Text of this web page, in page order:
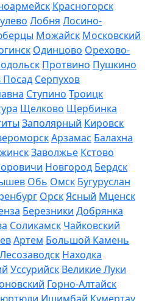
Красногорск
Лобня Лосино-
Можайск Московский
Одинцово Орехово-
Протвино Пушкино
Посад Серпухов
Ступино Троицк
Щелково Щербинка
Заполярный Кировск
Арзамас Балахна
Заволжье Кстово
Новгород Бердск
Обь Омск Бугуруслан
ОрскЯсный Мценск
Березники Добрянка
Соликамск Чайковский
Артем Большой Камень
Лесозаводск Находка
Уссурийск Великие Луки
Горно-Алтайск